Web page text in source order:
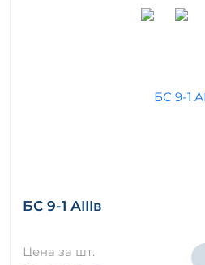
БС 9-1 АIIIв
Цена за шт.